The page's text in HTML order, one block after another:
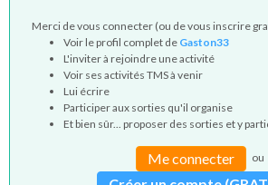
Merci de vous connecter (ou de vous inscrire
Voir le profil complet de Gaston33
L'inviter à rejoindre une activité
Voir ses activités TMS à venir
Lui écrire
Participer aux sorties qu'il organise
Et bien sûr... proposer des sorties et y
Me connecter ou